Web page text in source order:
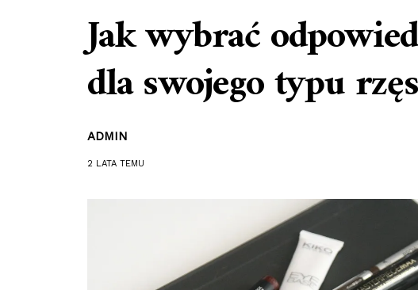
Jak wybrać
dla swojego typu
ADMIN
2 LATA TEMU